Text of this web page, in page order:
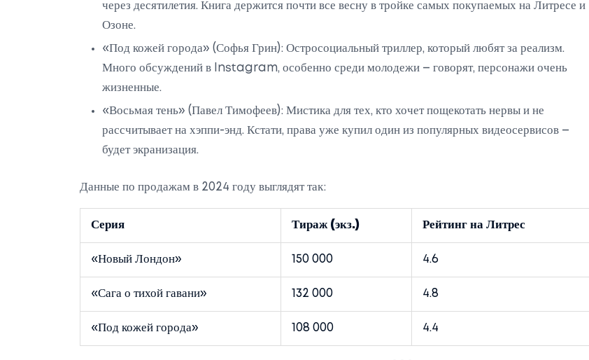
через десятилетия. Книга держится почти все весну в тройке самых покупаемых на Литресе и
Озоне.
«Под кожей города» (Софья Грин): Остросоциальный триллер, который любят за реализм.
Много обсуждений в Instagram, особенно среди молодежи – говорят, персонажи очень
жизненные.
«Восьмая тень» (Павел Тимофеев): Мистика для тех, кто хочет пощекотать нервы и не
рассчитывает на хэппи-энд. Кстати, права уже купил один из популярных видеосервисов –
будет экранизация.
Данные по продажам в 2024 году выглядят так:
Серия Тираж (экз.) Рейтинг на Литрес
«Новый Лондон» 150 000 4.6
«Сага о тихой гавани» 132 000 4.8
«Под кожей города» 108 000 4.4